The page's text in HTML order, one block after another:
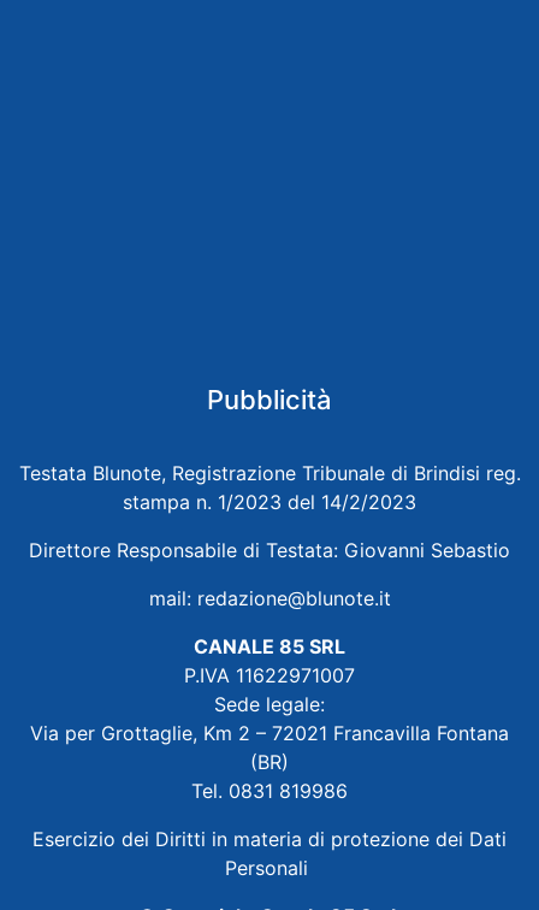
Pubblicità
Testata Blunote, Registrazione Tribunale di Brindisi reg.
stampa n. 1/2023 del 14/2/2023
Direttore Responsabile di Testata: Giovanni Sebastio
mail: redazione@blunote.it
CANALE 85 SRL
P.IVA 11622971007
Sede legale:
Via per Grottaglie, Km 2 – 72021 Francavilla Fontana
(BR)
Tel. 0831 819986
Esercizio dei Diritti in materia di protezione dei Dati
Personali